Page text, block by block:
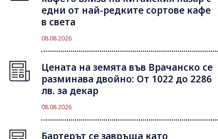
едни от най-редките сортове кафе
в света
08.08.2026
Цената на земята във Врачанско се
разминава двойно: От 1022 до 2286
лв. за декар
08.08.2026
Бартерът се завръща като